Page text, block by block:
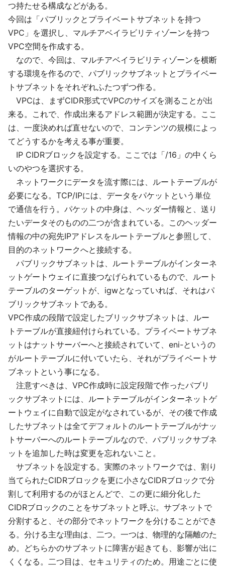
つ持たせる構成などがある。
今回は「パブリックとプライベートサブネットを持つ
VPC」を選択し、マルチアベイラビリティゾーンを持つ
VPC空間を作成する。
なので、今回は、マルチアベイラビリティゾーンを横断
する環境を作るので、パブリックサブネットとプライベー
トサブネットをそれぞれふたつずつ作る。
VPCは、まずCIDR形式でVPCのサイズを測ることが出
来る。これで、作成出来るアドレス範囲が決定する。ここ
は、一度決めれば直せないので、コンテンツの規模によっ
てどうするかを考える事が重要。
IP CIDRブロックを設定する。ここでは「/16」の中くら
いのやつを選択する。
ネットワークにデータを流す際には、ルートテーブルが
必要になる。TCP/IPには、データをパケットという単位
で通信を行う。パケットの中身は、ヘッダー情報と、送り
たいデータそのものの二つが含まれている。このヘッダー
情報の中の宛先IPアドレスをルートテーブルと参照して、
目的のネットワークへと接続する。
パブリックサブネットは、ルートテーブルがインターネ
ットゲートウェイに直接つなげられているもので、ルート
テーブルのターゲットが、igwとなっていれば、それはパ
ブリックサブネットである。
VPC作成の段階で設定したブリックサブネットは、ルー
トテーブルが直接紐付けられている。プライベートサブネ
ットはナットサーバーへと接続されていて、eni-というの
がルートテーブルに付いていたら、それがプライベートサ
ブネットという事になる。
注意すべきは、VPC作成時に設定段階で作ったパブリ
ックサブネットには、ルートテーブルがインターネットゲ
ートウェイに自動で設定がなされているが、その後で作成
したサブネットは全てデフォルトのルートテーブルがナッ
トサーバーへのルートテーブルなので、パブリックサブネ
ットを追加した時は変更を忘れないこと。
サブネットを設定する。実際のネットワークでは、割り
当てられたCIDRブロックを更に小さなCIDRブロックで分
割して利用するのがほとんどで、この更に細分化した
CIDRブロックのことをサブネットと呼ぶ。サブネットで
分割すると、その部分でネットワークを分けることができ
る。分ける主な理由は、二つ。一つは、物理的な隔離のた
め。どちらかのサブネットに障害が起きても、影響が出に
くくなる。二つ目は、セキュリティのため。用途ごとに使